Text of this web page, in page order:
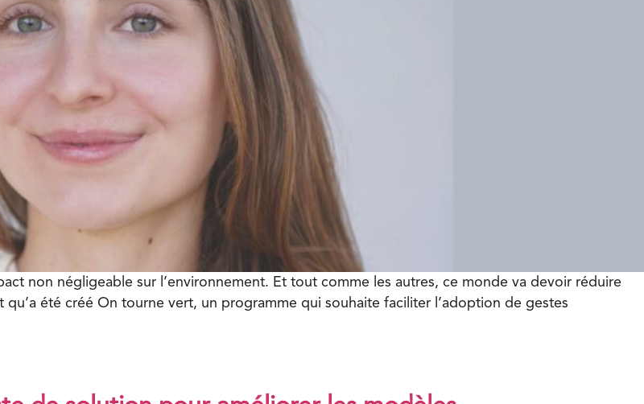
non négligeable sur l’environnement. Et tout comme les autres, ce monde va devoir réduire
été créé On tourne vert, un programme qui souhaite faciliter l’adoption de gestes